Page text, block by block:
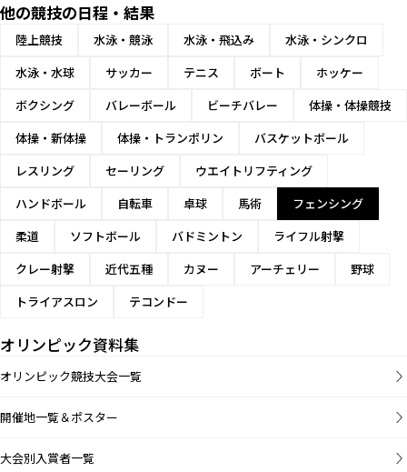
他の競技の日程・結果
陸上競技 水泳・競泳 水泳・飛込み
水泳・シンクロ
水泳・水球
サッカー テニス ボート
ホッケー
ボクシング
バレーボール ビーチバレー
体操・体操競技
体操・新体操
体操・トランポリン
バスケットボール
レスリング
セーリング
ウエイトリフティング
ハンドボール
自転車 卓球 馬術
フェンシング
柔道
ソフトボール バドミントン
ライフル射撃
クレー射撃
近代五種 カヌー アーチェリー
野球
トライアスロン
テコンドー
オリンピック資料集
オリンピック競技大会一覧
開催地一覧＆ポスター
大会別入賞者一覧